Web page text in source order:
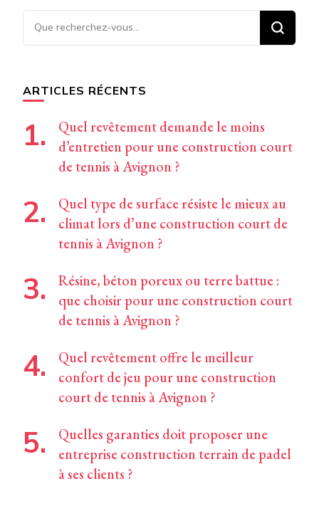
Vous
recherchiez
ARTICLES RÉCENTS
Quel revêtement demande le moins
d’entretien pour une construction court
de tennis à Avignon ?
Quel type de surface résiste le mieux au
climat lors d’une construction court de
tennis à Avignon ?
Résine, béton poreux ou terre battue :
que choisir pour une construction court
de tennis à Avignon ?
Quel revêtement offre le meilleur
confort de jeu pour une construction
court de tennis à Avignon ?
Quelles garanties doit proposer une
entreprise construction terrain de padel
à ses clients ?